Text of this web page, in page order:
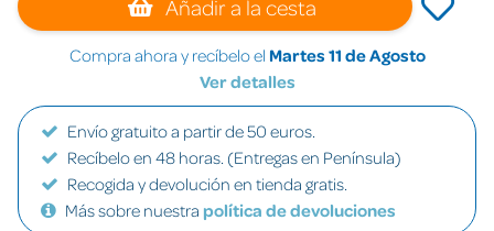
Añadir a la cesta
Compra ahora y recíbelo el Martes 11 de Agosto
Ver detalles
Envío gratuito a partir de 50 euros.
Recíbelo en 48 horas. (Entregas en Península)
Recogida y devolución en tienda gratis.
Más sobre nuestra política de devoluciones